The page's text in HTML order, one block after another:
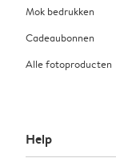
Mok bedrukken
Cadeaubonnen
Alle fotoproducten
Help